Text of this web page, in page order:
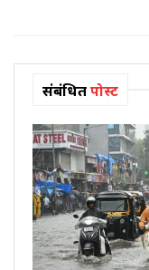
संबंधितपोस्ट